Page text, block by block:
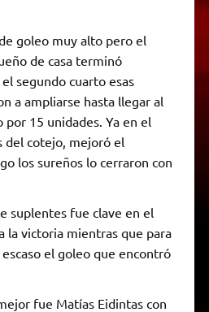
goleo muy alto pero el
de casa terminó
segundo cuarto esas
a ampliarse hasta llegar al
15 unidades. Ya en el
del cotejo, mejoró el
los sureños lo cerraron con
suplentes fue clave en el
la victoria mientras que para
el goleo que encontró
fue Matías Eidintas con